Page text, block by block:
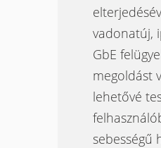
vadonatúj,
GbE
megoldást
lehetővé
sebességű